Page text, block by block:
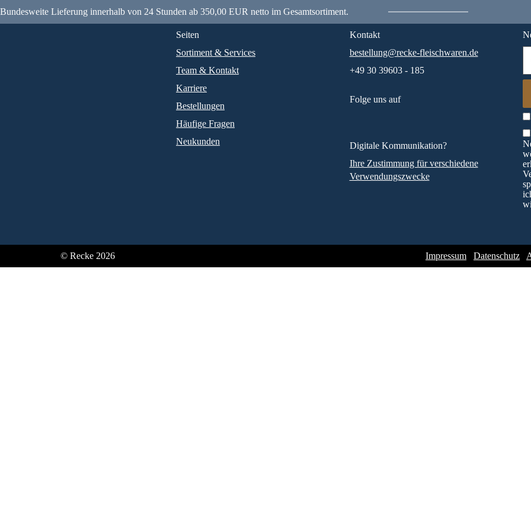
Bundesweite Lieferung innerhalb von 24 Stunden ab 350,00 EUR netto im Gesamtsortiment.
Seiten
Sortiment & Services
Team & Kontakt
Karriere
Bestellungen
Häufige Fragen
Neukunden
Kontakt
bestellung@recke-fleischwaren.de
+49 30 39603 - 185
Folge uns auf
Digitale Kommunikation?
Ihre Zustimmung für verschiedene
Verwendungszwecke
© Recke 2026 Impressum Datenschutz